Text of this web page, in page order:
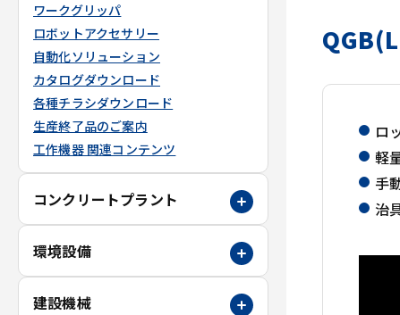
ワークグリッパ
ロボットアクセサリー
自動化ソリューション
カタログダウンロード
各種チラシダウンロード
生産終了品のご案内
工作機器 関連コンテンツ
コンクリートプラント
環境設備
建設機械
ロ
軽
手
治